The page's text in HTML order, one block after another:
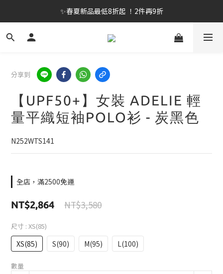
✨春夏新品最低8折起 ！2件再9折
✨春夏新品最低8折起 ！2件再9折
🔥OULET SALE! 降至5折起 滿件再8折
✨春夏新品最低8折起 ！2件再9折
分享到
【UPF50+】女裝 ADELIE 輕
量平織短袖POLO衫 - 炭黑色
N252WTS141
全店，滿2500免運
NT$2,864 NT$3,580
尺寸 : XS(85)
XS(85) S(90) M(95) L(100)
數量